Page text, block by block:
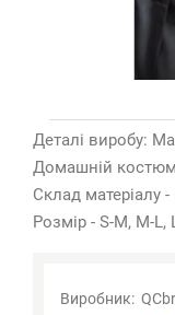
Деталі виробу:
Домашній
Склад матеріалу
Розмір - S-M, M-L,
Виробник: